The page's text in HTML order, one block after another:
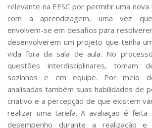
relevante na EESC por permitir uma nova
com a aprendizagem, uma vez
envolvem-se em desafios para
desenvolverem um projeto que tenha
vida fora da sala de aula. No
questões interdisciplinares, tomam
sozinhos e em equipe. Por meio
analisadas também suas habilidades de
criativo e a percepção de que existem
realizar uma tarefa. A avaliação é
desempenho durante a realização